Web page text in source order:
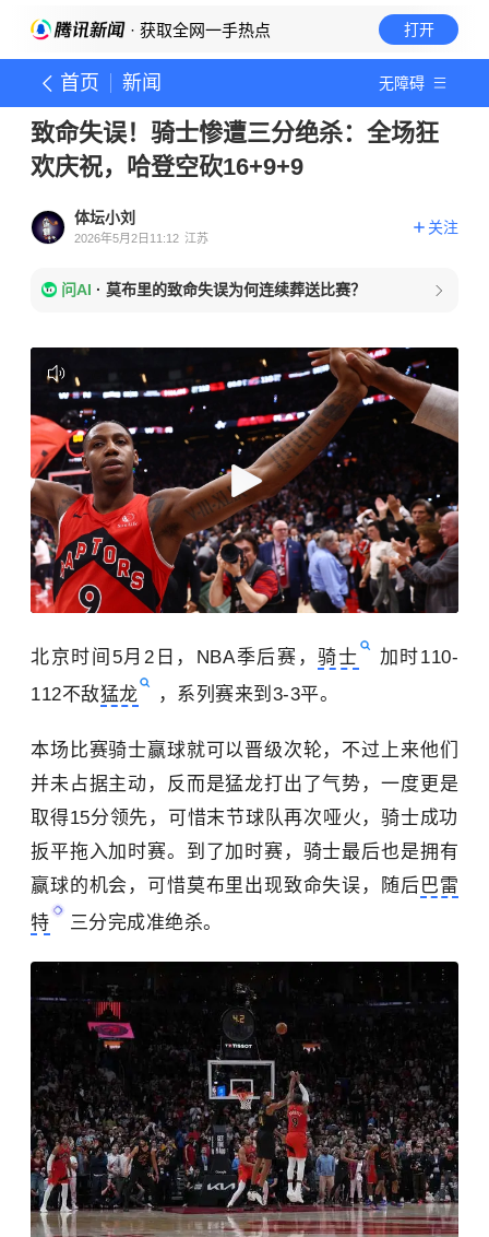
· 获取全网一手热点 打开
首页 新闻 无障碍
致命失误！骑士惨遭三分绝杀：全场狂
欢庆祝，哈登空砍16+9+9
体坛小刘
2026年5月2日11:12 江苏
关注
问AI · 莫布里的致命失误为何连续葬送比赛？
北京时间5月2日，NBA季后赛，骑士
加时110-
112不敌猛龙 ，系列赛来到3-3平。
本场比赛骑士赢球就可以晋级次轮，不过上来他们
并未占据主动，反而是猛龙打出了气势，一度更是
取得15分领先，可惜末节球队再次哑火，骑士成功
扳平拖入加时赛。到了加时赛，骑士最后也是拥有
赢球的机会，可惜莫布里出现致命失误，随后巴雷
特
三分完成准绝杀。